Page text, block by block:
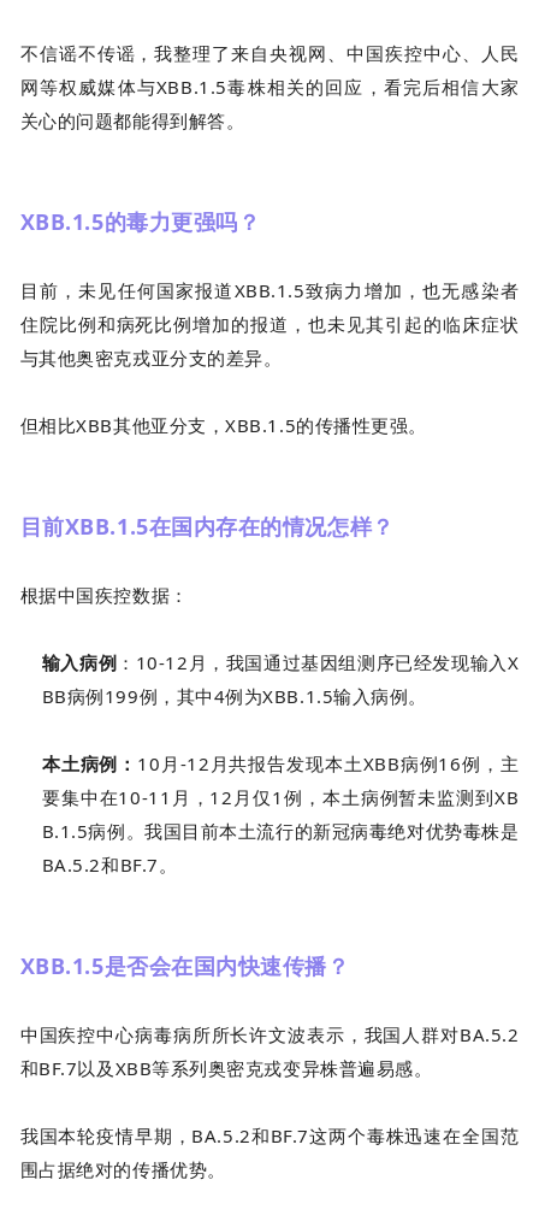
不信谣不传谣，我整理了来自央视网、中国疾控中心、人民
网等权威媒体与XBB.1.5毒株相关的回应，看完后相信大家
关心的问题都能得到解答。
XBB.1.5的毒力更强吗？
目前，未见任何国家报道XBB.1.5致病力增加，也无感染者
住院比例和病死比例增加的报道，也未见其引起的临床症状
与其他奥密克戎亚分支的差异。
但相比XBB其他亚分支，XBB.1.5的传播性更强。
目前XBB.1.5在国内存在的情况怎样？
根据中国疾控数据：
输入病例 ：10-12月，我国通过基因组测序已经发现输入X
BB病例199例，其中4例为XBB.1.5输入病例。
本土病例： 10月-12月共报告发现本土XBB病例16例，主
要集中在10-11月，12月仅1例，本土病例暂未监测到XB
B.1.5病例。我国目前本土流行的新冠病毒绝对优势毒株是
BA.5.2和BF.7。
XBB.1.5是否会在国内快速传播？
中国疾控中心病毒病所所长许文波表示，我国人群对BA.5.2
和BF.7以及XBB等系列奥密克戎变异株普遍易感。
我国本轮疫情早期，BA.5.2和BF.7这两个毒株迅速在全国范
围占据绝对的传播优势。